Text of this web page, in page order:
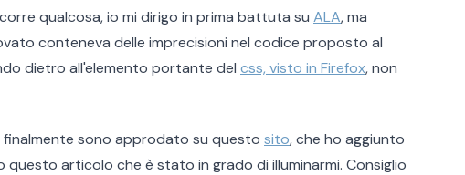
qualcosa, io mi dirigo in prima battuta su ALA, ma
conteneva delle imprecisioni nel codice proposto al
dietro all'elemento portante del css, visto in Firefox, non
finalmente sono approdato su questo sito, che ho aggiunto
articolo che è stato in grado di illuminarmi. Consiglio